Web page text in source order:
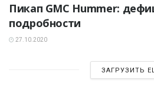
Пикап GMC Hummer:
подробности
27.10.2020
ЗАГРУЗИТЬ